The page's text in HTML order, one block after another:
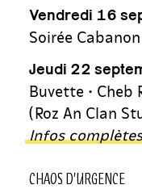
Vendredi 16
Soirée
Jeudi 22
Buvette • Cheb
(Roz An Clan
Infos complètes
CHAOS D’URGENCE